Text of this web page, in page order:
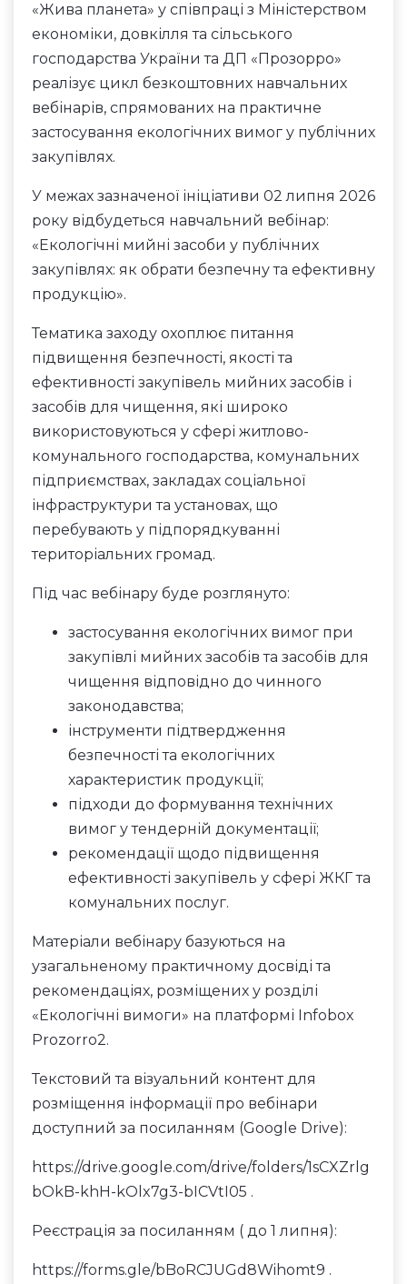
«Жива планета» у співпраці з Міністерством
економіки, довкілля та сільського
господарства України та ДП «Прозорро»
реалізує цикл безкоштовних навчальних
вебінарів, спрямованих на практичне
застосування екологічних вимог у публічних
закупівлях.
У межах зазначеної ініціативи 02 липня 2026
року відбудеться навчальний вебінар:
«Екологічні мийні засоби у публічних
закупівлях: як обрати безпечну та ефективну
продукцію».
Тематика заходу охоплює питання
підвищення безпечності, якості та
ефективності закупівель мийних засобів і
засобів для чищення, які широко
використовуються у сфері житлово-
комунального господарства, комунальних
підприємствах, закладах соціальної
інфраструктури та установах, що
перебувають у підпорядкуванні
територіальних громад.
Під час вебінару буде розглянуто:
застосування екологічних вимог при
закупівлі мийних засобів та засобів для
чищення відповідно до чинного
законодавства;
інструменти підтвердження
безпечності та екологічних
характеристик продукції;
підходи до формування технічних
вимог у тендерній документації;
рекомендації щодо підвищення
ефективності закупівель у сфері ЖКГ та
комунальних послуг.
Матеріали вебінару базуються на
узагальненому практичному досвіді та
рекомендаціях, розміщених у розділі
«Екологічні вимоги» на платформі Infobox
Prozorro2.
Текстовий та візуальний контент для
розміщення інформації про вебінари
доступний за посиланням (Google Drive):
https://drive.google.com/drive/folders/1sCXZrlg
bOkB-khH-kOlx7g3-bICVtI05 .
Реєстрація за посиланням ( до 1 липня):
https://forms.gle/bBoRCJUGd8Wihomt9 .